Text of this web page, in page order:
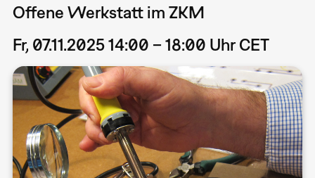
Offene Werkstatt im ZKM
Fr, 07.11.2025 14:00 – 18:00 Uhr CET